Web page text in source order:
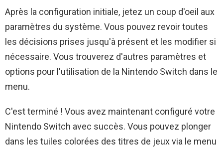
Après la configuration initiale, jetez un coup d'oeil aux
paramètres du système. Vous pouvez revoir toutes
les décisions prises jusqu'à présent et les modifier si
nécessaire. Vous trouverez d'autres paramètres et
options pour l'utilisation de la Nintendo Switch dans le
menu.
C'est terminé ! Vous avez maintenant configuré votre
Nintendo Switch avec succès. Vous pouvez plonger
dans les tuiles colorées des titres de jeux via le menu